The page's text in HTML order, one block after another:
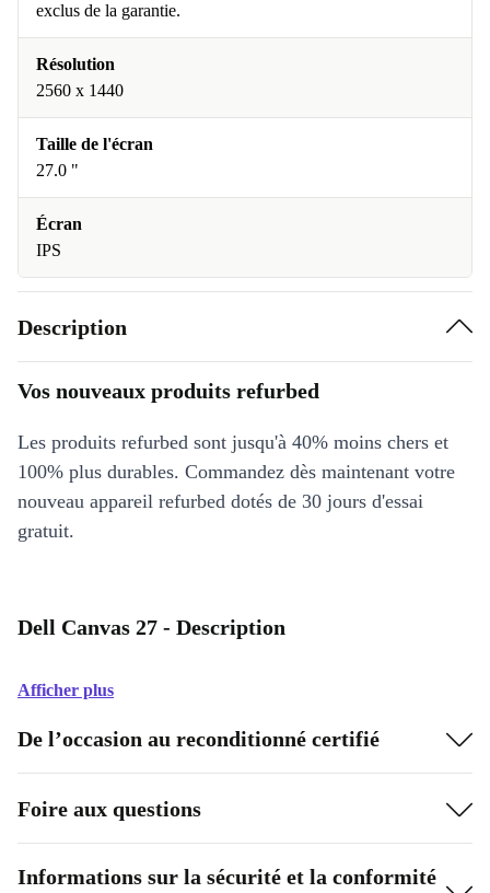
exclus de la garantie.
Résolution
2560 x 1440
Taille de l'écran
27.0 "
Écran
IPS
Description
Vos nouveaux produits refurbed
Les produits refurbed sont jusqu'à 40% moins chers et
100% plus durables. Commandez dès maintenant votre
nouveau appareil refurbed dotés de 30 jours d'essai
gratuit.
Dell Canvas 27 - Description
Afficher plus
De l’occasion au reconditionné certifié
Foire aux questions
Informations sur la sécurité et la conformité